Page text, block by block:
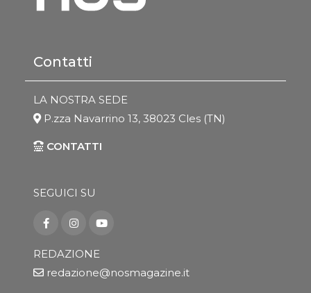
Contatti
LA NOSTRA SEDE
P.zza Navarrino 13, 38023 Cles (TN)
CONTATTI
SEGUICI SU
REDAZIONE
redazione@nosmagazine.it